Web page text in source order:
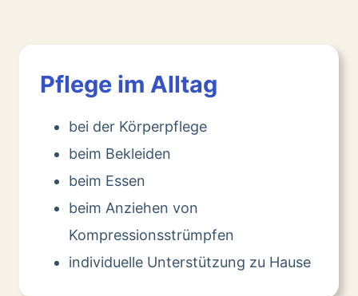
Pflege im Alltag
bei der Körperpflege
beim Bekleiden
beim Essen
beim Anziehen von
Kompressionsstrümpfen
individuelle Unterstützung zu Hause